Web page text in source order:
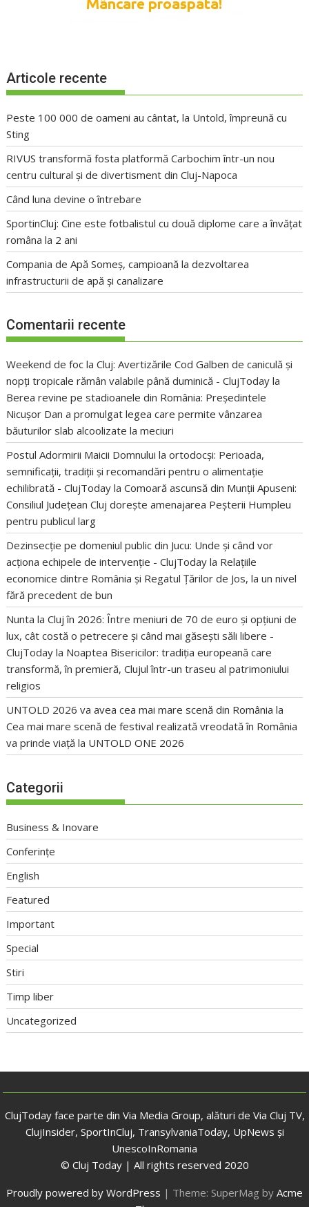
Articole recente
Peste 100 000 de oameni au cântat, la Untold, împreună cu
Sting
RIVUS transformă fosta platformă Carbochim într-un nou
centru cultural și de divertisment din Cluj-Napoca
Când luna devine o întrebare
SportinCluj: Cine este fotbalistul cu două diplome care a învățat
româna la 2 ani
Compania de Apă Someș, campioană la dezvoltarea
infrastructurii de apă și canalizare
Comentarii recente
Weekend de foc la Cluj: Avertizările Cod Galben de caniculă și
nopți tropicale rămân valabile până duminică - ClujToday la
Berea revine pe stadioanele din România: Președintele
Nicușor Dan a promulgat legea care permite vânzarea
băuturilor slab alcoolizate la meciuri
Postul Adormirii Maicii Domnului la ortodocși: Perioada,
semnificații, tradiții și recomandări pentru o alimentație
echilibrată - ClujToday laComoară ascunsă din Munții Apuseni:
Consiliul Județean Cluj dorește amenajarea Peșterii Humpleu
pentru publicul larg
Dezinsecție pe domeniul public din Jucu: Unde și când vor
acționa echipele de intervenție - ClujToday la Relațiile
economice dintre România și Regatul Țărilor de Jos, la un nivel
fără precedent de bun
Nunta la Cluj în 2026: Între meniuri de 70 de euro și opțiuni de
lux, cât costă o petrecere și când mai găsești săli libere -
ClujToday la Noaptea Bisericilor: tradiția europeană care
transformă, în premieră, Clujul într-un traseu al patrimoniului
religios
UNTOLD 2026 va avea cea mai mare scenă din România la
Cea mai mare scenă de festival realizată vreodată în România
va prinde viață la UNTOLD ONE 2026
Categorii
Business & Inovare
Conferințe
English
Featured
Important
Special
Stiri
Timp liber
Uncategorized
ClujToday face parte din Via Media Group, alături de Via Cluj TV,
ClujInsider, SportInCluj, TransylvaniaToday, UpNews și
UnescoInRomania
© Cluj Today | All rights reserved 2020
Proudly powered by WordPress | Theme: SuperMag by Acme